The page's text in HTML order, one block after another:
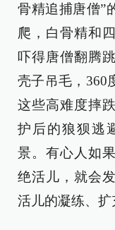
骨精追捕唐僧
爬，白骨精和
吓得唐僧翻腾
壳子吊毛，360
这些高难度摔
护后的狼狈逃
景。有心人如
绝活儿，就会
活儿的凝练、扩